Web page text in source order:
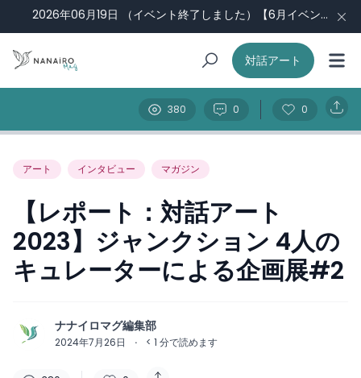
2026年06月19日 （イベント終了しました）【6月イベント】ナナイロ会議#3：福祉現場から見える景色 （Guest：田中侑未さん）
対話アート
380 0 0
アート インタビュー マガジン
【レポート：対話アート
2023】ジャンクション 4人の
キュレーターによる企画展#2
ナナイロマグ編集部
2024年7月26日 · < 1 分で読めます